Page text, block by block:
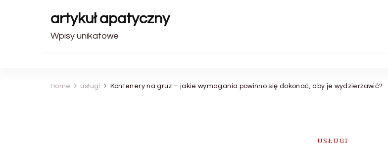
artykuł apatyczny
Wpisy unikatowe
Home usługi Kontenery na gruz – jakie wymagania powinno się dokonać, aby je wydzierżawić?
USŁUGI